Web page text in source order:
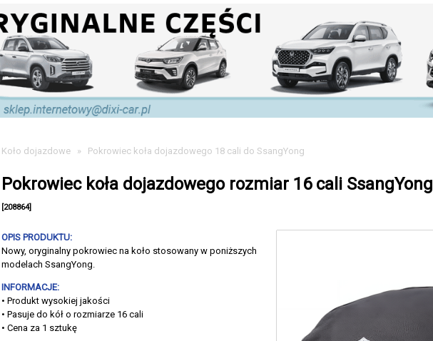
Koło dojazdowe » Pokrowiec koła dojazdowego 18 cali do SsangYong
Pokrowiec koła dojazdowego rozmiar 16 cali SsangYong
[208864]
OPIS PRODUKTU:
Nowy, oryginalny pokrowiec na koło stosowany w poniższych
modelach SsangYong.
INFORMACJE:
• Produkt wysokiej jakości
• Pasuje do kół o rozmiarze 16 cali
• Cena za 1 sztukę